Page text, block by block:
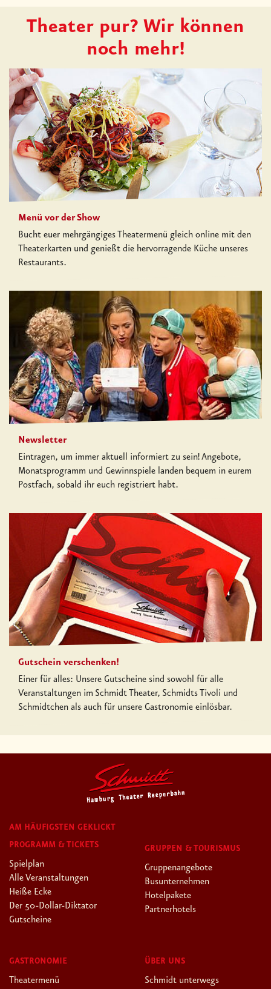
Theater pur? Wir können
noch mehr!
Menü vor der Show
Bucht euer mehrgängiges Theatermenü gleich online mit den
Theaterkarten und genießt die hervorragende Küche unseres
Restaurants.
Newsletter
Eintragen, um immer aktuell informiert zu sein! Angebote,
Monatsprogramm und Gewinnspiele landen bequem in eurem
Postfach, sobald ihr euch registriert habt.
Gutschein verschenken!
Einer für alles: Unsere Gutscheine sind sowohl für alle
Veranstaltungen im Schmidt Theater, Schmidts Tivoli und
Schmidtchen als auch für unsere Gastronomie einlösbar.
AM HÄUFIGSTEN GEKLICKT
PROGRAMM & TICKETS
Spielplan
Alle Veranstaltungen
Heiße Ecke
Der 50-Dollar-Diktator
Gutscheine
GRUPPEN & TOURISMUS
Gruppenangebote
Busunternehmen
Hotelpakete
Partnerhotels
GASTRONOMIE
Theatermenü
ÜBER UNS
Schmidt unterwegs